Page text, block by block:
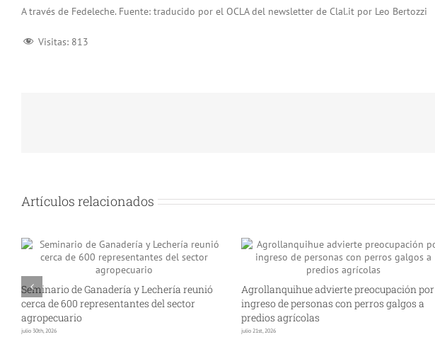
A través de Fedeleche. Fuente: traducido por el OCLA del newsletter de Clal.it por Leo Bertozzi
Visitas: 813
Artículos relacionados
Seminario de Ganadería y Lechería reunió
cerca de 600 representantes del sector
agropecuario
julio 30th, 2026
Agrollanquihue advierte preocupación por
ingreso de personas con perros galgos a
predios agrícolas
julio 21st, 2026